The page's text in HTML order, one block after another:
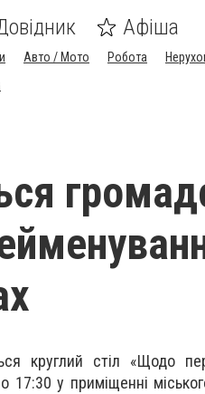
Афіша
Авто / Мото Робота
круглий стіл «Щодо
17:30 у приміщенні